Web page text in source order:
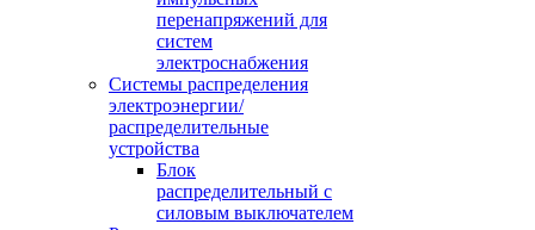
перенапряжений для
систем
электроснабжения
Системы распределения
электроэнергии/
распределительные
устройства
Блок
распределительный с
силовым выключателем